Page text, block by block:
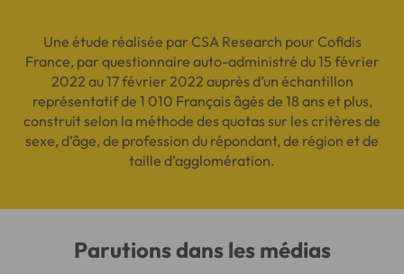
Une étude réalisée par CSA Research pour Cofidis
France, par questionnaire auto-administré du 15 février
2022 au 17 février 2022 auprès d’un échantillon
représentatif de 1 010 Français âgés de 18 ans et plus,
construit selon la méthode des quotas sur les critères de
sexe, d’âge, de profession du répondant, de région et de
taille d’agglomération.
Parutions dans les médias